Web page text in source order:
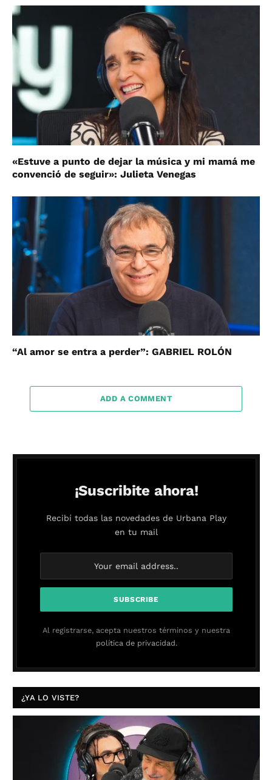
«Estuve a punto de dejar la música y mi mamá me
convenció de seguir»: Julieta Venegas
“Al amor se entra a perder”: GABRIEL ROLÓN
ADD A COMMENT
¡Suscribite ahora!
Recibí todas las novedades de Urbana Play
en tu mail
Al registrarse, acepta nuestros términos y nuestra
política de privacidad.
¿YA LO VISTE?